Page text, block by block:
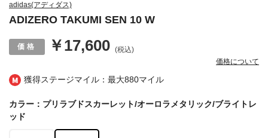
獲得ステージマイル：最大880マイル
adidas(アディダス)
ADIZERO TAKUMI SEN 10 W
￥17,600 (税込)
価格について
カラー：プリラブドスカーレット/オーロラメタリック/ブライトレ
ッド